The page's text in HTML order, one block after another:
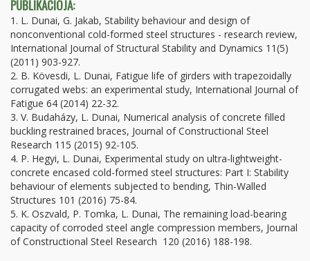
PUBLIKÁCIÓJA:
1. L. Dunai, G. Jakab, Stability behaviour and design of
nonconventional cold-formed steel structures - research review,
International Journal of Structural Stability and Dynamics 11(5)
(2011) 903-927.
2. B. Kövesdi, L. Dunai, Fatigue life of girders with trapezoidally
corrugated webs: an experimental study, International Journal of
Fatigue 64 (2014) 22-32.
3. V. Budaházy, L. Dunai, Numerical analysis of concrete filled
buckling restrained braces, Journal of Constructional Steel
Research 115 (2015) 92-105.
4. P. Hegyi, L. Dunai, Experimental study on ultra-lightweight-
concrete encased cold-formed steel structures: Part I: Stability
behaviour of elements subjected to bending, Thin-Walled
Structures 101 (2016) 75-84.
5. K. Oszvald, P. Tomka, L. Dunai, The remaining load-bearing
capacity of corroded steel angle compression members, Journal
of Constructional Steel Research 120 (2016) 188-198.